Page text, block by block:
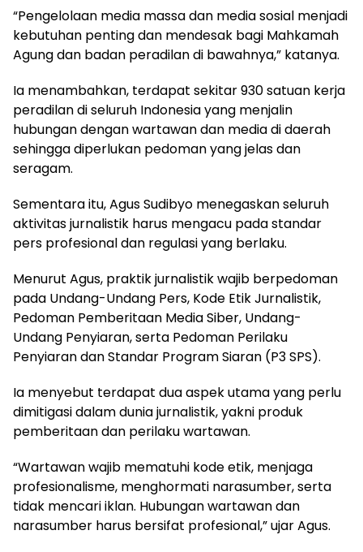
“Pengelolaan media massa dan media sosial menjadi
kebutuhan penting dan mendesak bagi Mahkamah
Agung dan badan peradilan di bawahnya,” katanya.
Ia menambahkan, terdapat sekitar 930 satuan kerja
peradilan di seluruh Indonesia yang menjalin
hubungan dengan wartawan dan media di daerah
sehingga diperlukan pedoman yang jelas dan
seragam.
Sementara itu, Agus Sudibyo menegaskan seluruh
aktivitas jurnalistik harus mengacu pada standar
pers profesional dan regulasi yang berlaku.
Menurut Agus, praktik jurnalistik wajib berpedoman
pada Undang-Undang Pers, Kode Etik Jurnalistik,
Pedoman Pemberitaan Media Siber, Undang-
Undang Penyiaran, serta Pedoman Perilaku
Penyiaran dan Standar Program Siaran (P3 SPS).
Ia menyebut terdapat dua aspek utama yang perlu
dimitigasi dalam dunia jurnalistik, yakni produk
pemberitaan dan perilaku wartawan.
“Wartawan wajib mematuhi kode etik, menjaga
profesionalisme, menghormati narasumber, serta
tidak mencari iklan. Hubungan wartawan dan
narasumber harus bersifat profesional,” ujar Agus.